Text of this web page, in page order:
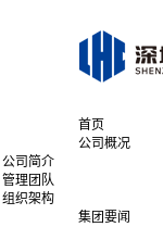
首页
公司概况
公司简介
管理团队
组织架构
集团要闻